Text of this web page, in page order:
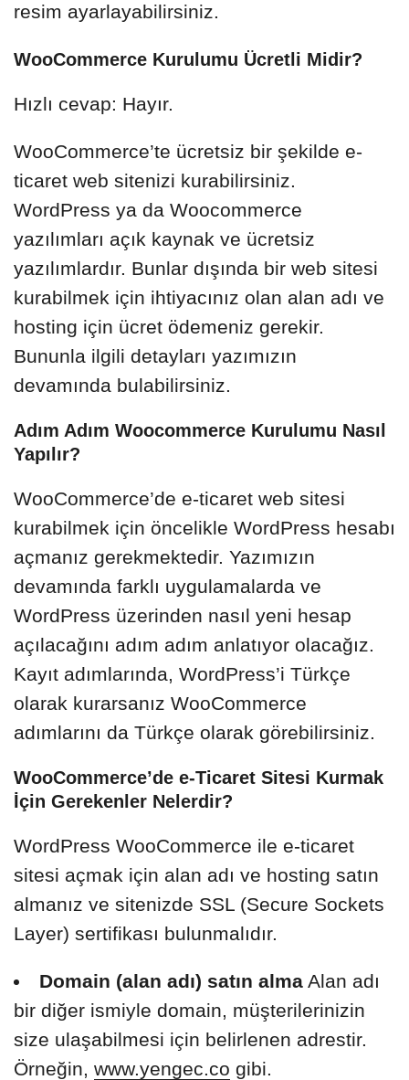
resim ayarlayabilirsiniz.
WooCommerce Kurulumu Ücretli Midir?
Hızlı cevap: Hayır.
WooCommerce’te ücretsiz bir şekilde e-
ticaret web sitenizi kurabilirsiniz.
WordPress ya da Woocommerce
yazılımları açık kaynak ve ücretsiz
yazılımlardır. Bunlar dışında bir web sitesi
kurabilmek için ihtiyacınız olan alan adı ve
hosting için ücret ödemeniz gerekir.
Bununla ilgili detayları yazımızın
devamında bulabilirsiniz.
Adım Adım Woocommerce Kurulumu Nasıl
Yapılır?
WooCommerce’de e-ticaret web sitesi
kurabilmek için öncelikle WordPress hesabı
açmanız gerekmektedir. Yazımızın
devamında farklı uygulamalarda ve
WordPress üzerinden nasıl yeni hesap
açılacağını adım adım anlatıyor olacağız.
Kayıt adımlarında, WordPress’i Türkçe
olarak kurarsanız WooCommerce
adımlarını da Türkçe olarak görebilirsiniz.
WooCommerce’de e-Ticaret Sitesi Kurmak
İçin Gerekenler Nelerdir?
WordPress WooCommerce ile e-ticaret
sitesi açmak için alan adı ve hosting satın
almanız ve sitenizde SSL (Secure Sockets
Layer) sertifikası bulunmalıdır.
Domain (alan adı) satın alma Alan adı
bir diğer ismiyle domain, müşterilerinizin
size ulaşabilmesi için belirlenen adrestir.
Örneğin, www.yengec.co gibi.